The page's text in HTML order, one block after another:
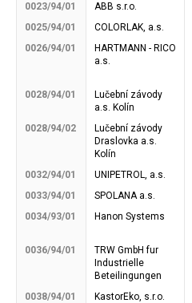
0023/94/01 ABB s.r.o.
0025/94/01
COLORLAK, a.s.
0026/94/01
HARTMANN - RICO
a.s.
0028/94/01
Lučební závody
a.s. Kolín
0028/94/02
Lučební závody
Draslovka a.s.
Kolín
0032/94/01
UNIPETROL, a.s.
0033/94/01
SPOLANA a.s.
0034/93/01
Hanon Systems
0036/94/01
TRW GmbH fur
Industrielle
Beteilingungen
0038/94/01 KastorEko, s.r.o.